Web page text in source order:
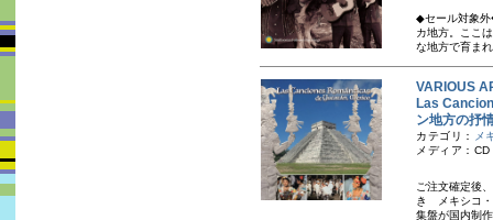
◆セール対象外
カ地方。ここ
な地方で育ま
VARIOUS
Las
ン地方の抒
カテゴリ：
メ
メディア：CD
ご注文確定後
き メキシコ・
集盤が国内制